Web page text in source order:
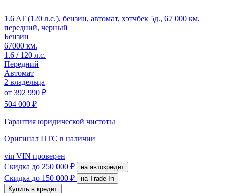
1.6 AT (120 л.с.), бензин, автомат, хэтчбек 5д., 67 000 км,
передний, черный
Бензин
67000 км.
1.6 / 120 л.с.
Передний
Автомат
2 владельца
от 392 990 ₽
504 000 ₽
Гарантия юридической чистоты
Оригинал ПТС в наличии
vin VIN проверен
Скидка до 250 000 ₽ на автокредит
Скидка до 150 000 ₽
на Trade-In
Купить в кредит